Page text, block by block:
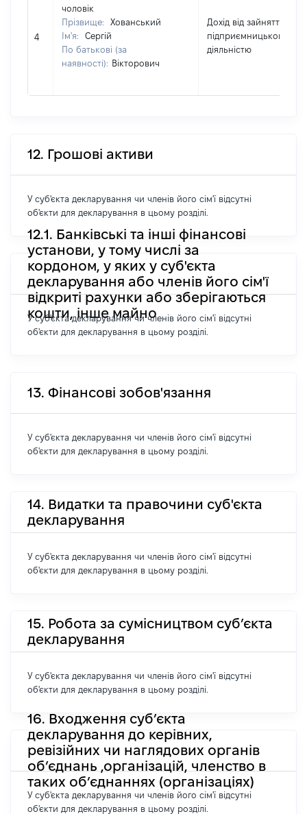
4
чоловік
Прізвище:
Хованський
Ім'я:
Сергій
По батькові (за
наявності): Вікторович
Дохід від зайняття
підприємницькою
діяльністю
12. Грошові активи
У суб'єкта декларування чи членів його сім'ї відсутні
об'єкти для декларування в цьому розділі.
12.1. Банківські та інші фінансові
установи, у тому числі за
кордоном, у яких у суб'єкта
декларування або членів його сім'ї
відкриті рахунки або зберігаються
кошти, інше майно
У суб'єкта декларування чи членів його сім'ї відсутні
об'єкти для декларування в цьому розділі.
13. Фінансові зобов'язання
У суб'єкта декларування чи членів його сім'ї відсутні
об'єкти для декларування в цьому розділі.
14. Видатки та правочини суб'єкта
декларування
У суб'єкта декларування чи членів його сім'ї відсутні
об'єкти для декларування в цьому розділі.
15. Робота за сумісництвом суб’єкта
декларування
У суб'єкта декларування чи членів його сім'ї відсутні
об'єкти для декларування в цьому розділі.
16. Входження суб’єкта
декларування до керівних,
ревізійних чи наглядових органів
об’єднань ,організацій, членство в
таких об’єднаннях (організаціях)
У суб'єкта декларування чи членів його сім'ї відсутні
об'єкти для декларування в цьому розділі.